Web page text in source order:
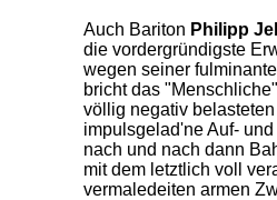
Auch Bariton Philipp
die vordergründigste
wegen seiner
bricht das
völlig negativ
impulsgelad'ne Auf-
nach und nach dann
mit dem letztlich voll
vermaledeiten armen